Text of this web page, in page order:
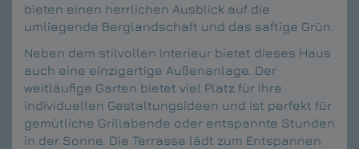
bieten einen herrlichen Ausblick auf die
umliegende Berglandschaft und das saftige Grün.
Neben dem stilvollen Interieur bietet dieses Haus
auch eine einzigartige Außenanlage. Der
weitläufige Garten bietet viel Platz für Ihre
individuellen Gestaltungsideen und ist perfekt für
gemütliche Grillabende oder entspannte Stunden
in der Sonne. Die Terrasse lädt zum Entspannen